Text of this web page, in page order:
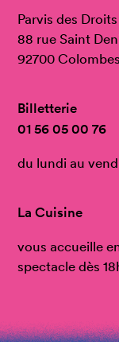
Parvis des
88 rue Saint
92700 Colombes
Billetterie
01 56 05 00 76
du lundi au
La Cuisine
vous accueille
spectacle dès